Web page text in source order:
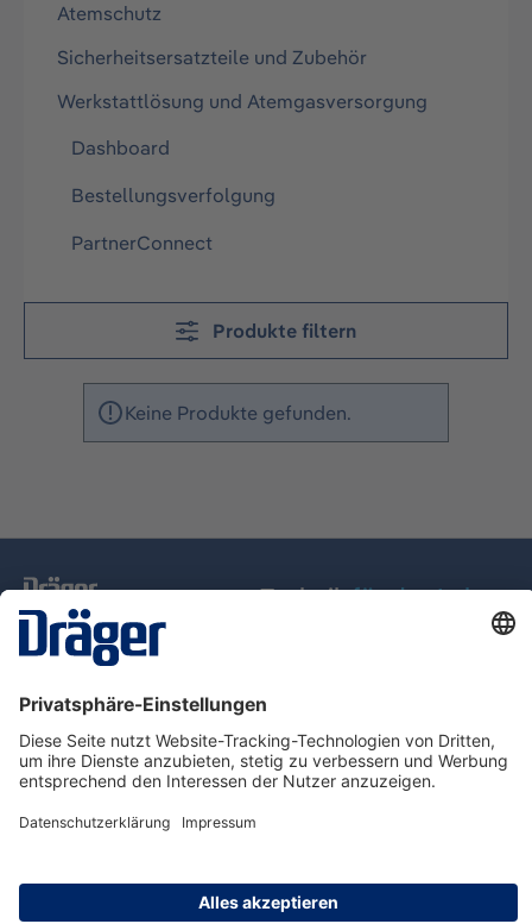
Atemschutz
Sicherheitsersatzteile und Zubehör
Werkstattlösung und Atemgasversorgung
Dashboard
Bestellungsverfolgung
PartnerConnect
Produkte filtern
Keine Produkte gefunden.
Technikfür das Leben
Service-Hotline
Über Dräger
Informationen